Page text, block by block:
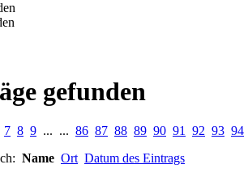
gefunden
7 8 9 ... ... 86 87 88 89 90 91 92 93 94
Name Ort Datum des Eintrags